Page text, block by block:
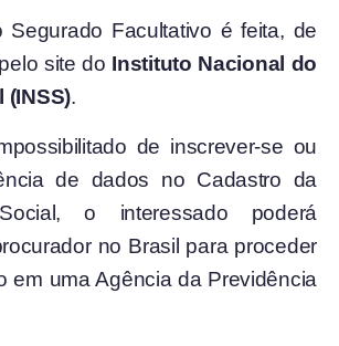
Segurado Facultativo é feita, de
site do Instituto Nacional do
(INSS).
de inscrever-se ou
de dados no Cadastro da
o interessado poderá
no Brasil para proceder
em uma Agência da Previdência